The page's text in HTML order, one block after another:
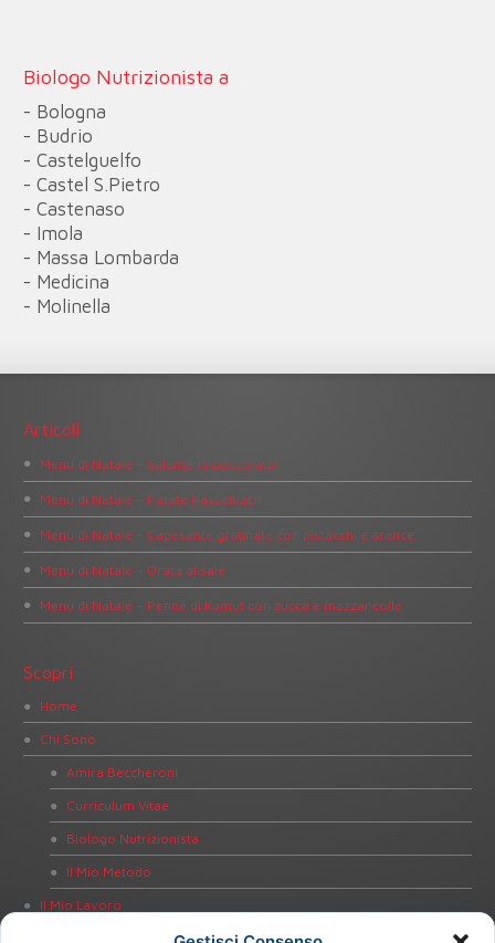
Biologo Nutrizionista a
- Bologna
- Budrio
- Castelguelfo
- Castel S.Pietro
- Castenaso
- Imola
- Massa Lombarda
- Medicina
- Molinella
Articoli
Menù di Natale – Salame di cioccolato
Menù di Natale – Patate Hasselbach
Menù di Natale – Capesante gratinate con pistacchi e arance
Menù di Natale – Orata al sale
Menù di Natale – Penne di Kamut con zucca e mazzancolle
Scopri
Home
Chi Sono
Amira Beccheroni
Curriculum Vitae
Biologo Nutrizionista
Il Mio Metodo
Il Mio Lavoro
Dieta Personalizzata